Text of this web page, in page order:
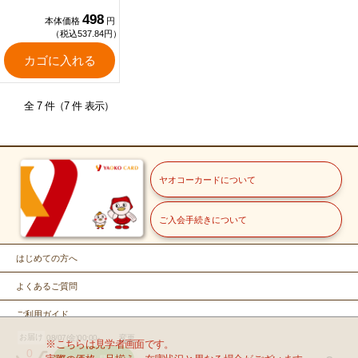
本体価格 498 円
（税込537.84円）
カゴに入れる
全 7 件（7 件 表示）
お届け 08/07(金)00:00- 変更
0
※こちらは見学者画面です。
ヤオコーカードについて
ご入会手続きについて
はじめての方へ
よくあるご質問
ご利用ガイド
お問い合せ